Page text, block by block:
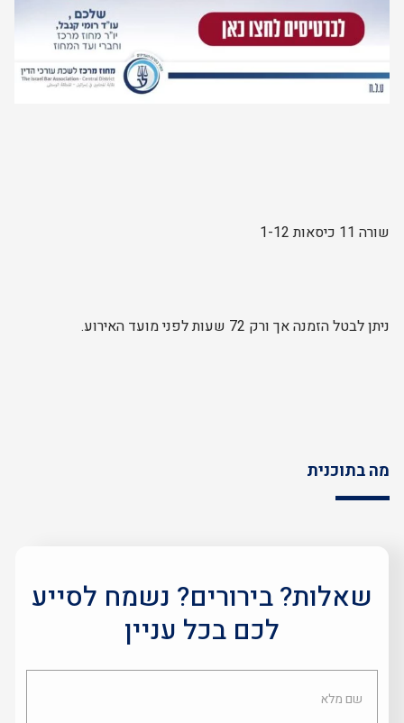
שורה 11 כיסאות 1-12
ניתן לבטל הזמנה אך ורק 72 שעות לפני מועד האירוע.
מה בתוכנית
שאלות? בירורים? נשמח לסייע
לכם בכל עניין
שם
מלא